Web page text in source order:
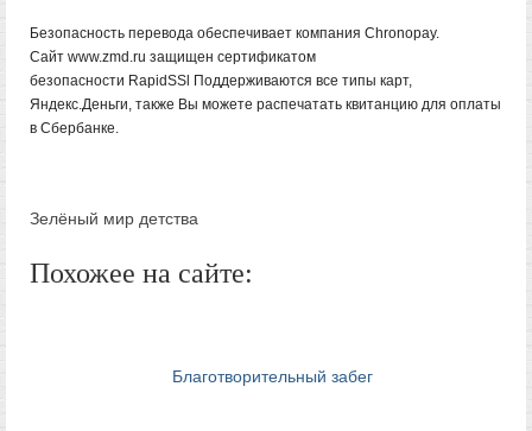
Безопасность перевода обеспечивает компания Chronopay.
Сайт www.zmd.ru защищен сертификатом
безопасности RapidSSl Поддерживаются все типы карт,
Яндекс.Деньги, также Вы можете распечатать квитанцию для оплаты
в Сбербанке.
Зелёный мир детства
Похожее на сайте:
Благотворительный забег